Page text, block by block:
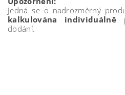
Jedná se o nadrozměrný
kalkulována individuálně
dodání.